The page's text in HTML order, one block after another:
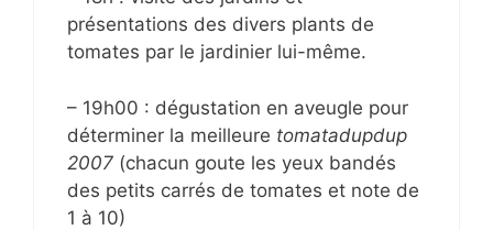
présentations des divers plants de
tomates par le jardinier lui-même.
– 19h00 : dégustation en aveugle pour
déterminer la meilleure tomatadupdup
2007 (chacun goute les yeux bandés
des petits carrés de tomates et note de
1 à 10)